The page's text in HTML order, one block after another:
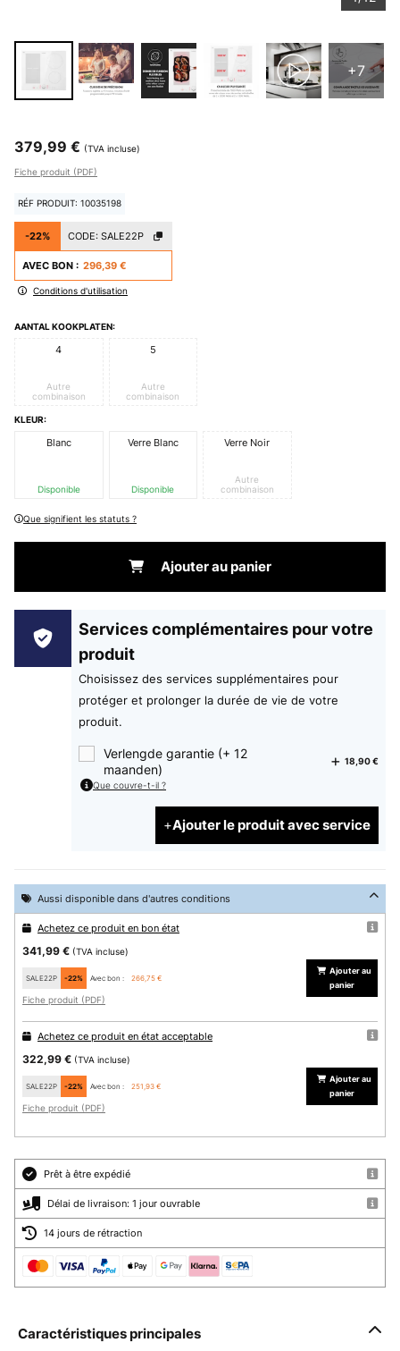
+7
379,99 € (TVA incluse)
Fiche produit (PDF)
RÉF PRODUIT: 10035198
-22% CODE: SALE22P
AVEC BON : 296,39 €
Conditions d'utilisation
AANTAL KOOKPLATEN:
4
Autre
combinaison
5
Autre
combinaison
KLEUR:
Blanc
Disponible
Verre Blanc
Disponible
Verre Noir
Autre
combinaison
Que signifient les statuts ?
Ajouter au panier
Services complémentaires pour votre
produit
Choisissez des services supplémentaires pour
protéger et prolonger la durée de vie de votre
produit.
Verlengde garantie (+ 12
maanden)
18,90 €
Que couvre-t-il ?
Ajouter le produit avec service
Aussi disponible dans d'autres conditions
Achetez ce produit en bon état
341,99 € (TVA incluse)
SALE22P -22% Avec bon : 266,75 €
Fiche produit (PDF)
Ajouter au
panier
Achetez ce produit en état acceptable
322,99 € (TVA incluse)
SALE22P -22% Avec bon : 251,93 €
Fiche produit (PDF)
Ajouter au
panier
Prêt à être expédié
Délai de livraison: 1 jour ouvrable
14 jours de rétraction
Caractéristiques principales